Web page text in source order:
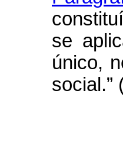
se
único,
social.”